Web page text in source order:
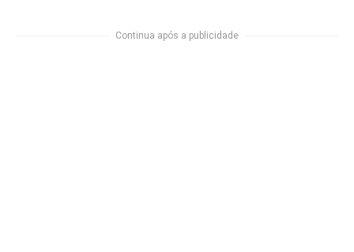
Continua após a publicidade